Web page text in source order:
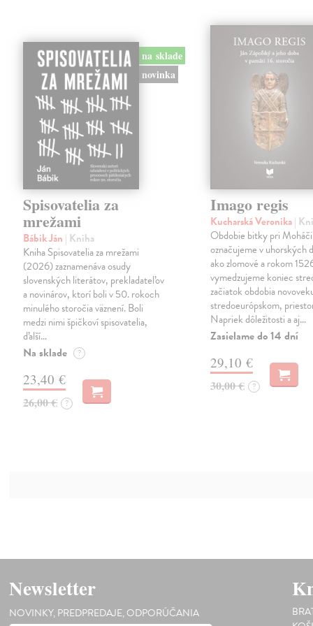
na sklade
novinka
Spisovatelia za
mrežami
Bábik Ján | Kniha
Kniha Spisovatelia za mrežami
(2026) zaznamenáva osudy
slovenských literátov, prekladateľov
a novinárov, ktorí boli v 50. rokoch
minulého storočia väznení. Boli
medzi nimi špičkoví spisovatelia,
ďalší…
Na sklade ?
23,40 €
26,00 € ?
Imago regis
Kucharská Veronika|
Obdobie bitky pri Moháči
označujeme v uhorských
ako zlomové a rokom
vymedzujeme koniec
začiatok obdobia
stredoeurópskom,
Napriek dôležitosti a aj…
Zasielame do 14 dní
29,10 €
30,00 € ?
Newsletter
NOVINKY, PREDPREDAJE, ODPORÚČANIA